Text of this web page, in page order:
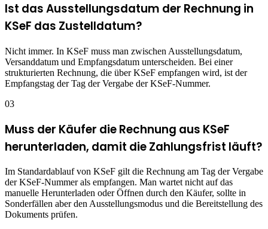
Ist das Ausstellungsdatum der Rechnung in
KSeF das Zustelldatum?
Nicht immer. In KSeF muss man zwischen Ausstellungsdatum,
Versanddatum und Empfangsdatum unterscheiden. Bei einer
strukturierten Rechnung, die über KSeF empfangen wird, ist der
Empfangstag der Tag der Vergabe der KSeF-Nummer.
03
Muss der Käufer die Rechnung aus KSeF
herunterladen, damit die Zahlungsfrist läuft?
Im Standardablauf von KSeF gilt die Rechnung am Tag der Vergabe
der KSeF-Nummer als empfangen. Man wartet nicht auf das
manuelle Herunterladen oder Öffnen durch den Käufer, sollte in
Sonderfällen aber den Ausstellungsmodus und die Bereitstellung des
Dokuments prüfen.